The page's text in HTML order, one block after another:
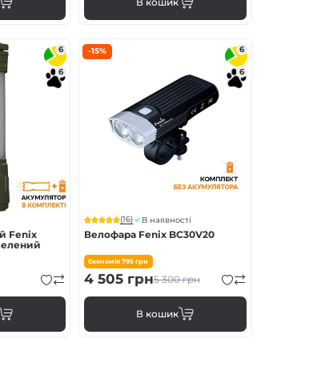
6
6
Fenix
-15% 6
6
(16) В наявності
Велофара Fenix BC30V20
Економія795 грн
5 300грн
4 505грн
В кошик